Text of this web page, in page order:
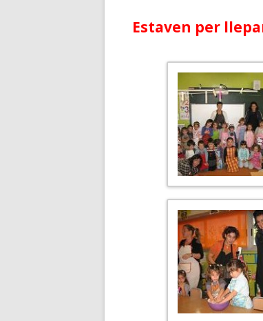
Estaven per